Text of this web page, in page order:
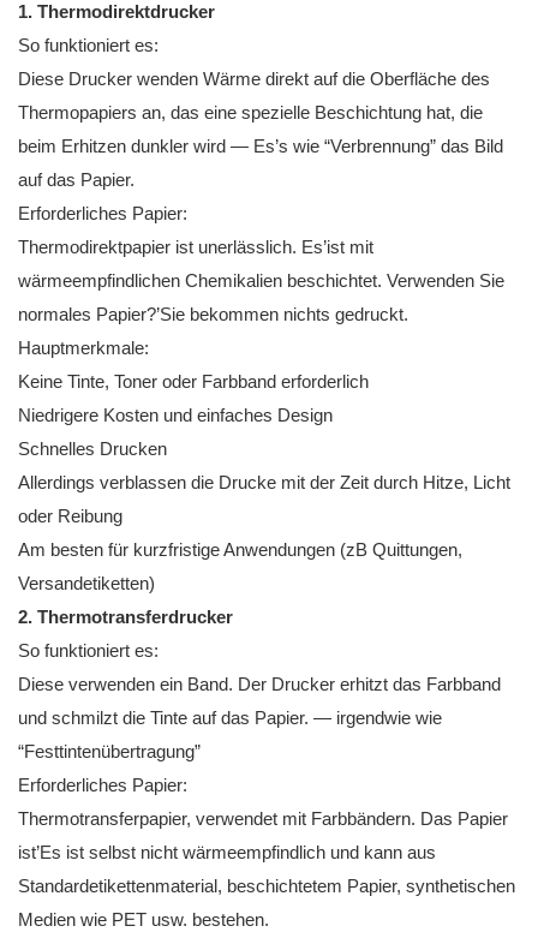
1. Thermodirektdrucker
So funktioniert es:
Diese Drucker wenden Wärme direkt auf die Oberfläche des
Thermopapiers an, das eine spezielle Beschichtung hat, die
beim Erhitzen dunkler wird — Es’s wie “Verbrennung” das Bild
auf das Papier.
Erforderliches Papier:
Thermodirektpapier ist unerlässlich. Es’ist mit
wärmeempfindlichen Chemikalien beschichtet. Verwenden Sie
normales Papier?’Sie bekommen nichts gedruckt.
Hauptmerkmale:
Keine Tinte, Toner oder Farbband erforderlich
Niedrigere Kosten und einfaches Design
Schnelles Drucken
Allerdings verblassen die Drucke mit der Zeit durch Hitze, Licht
oder Reibung
Am besten für kurzfristige Anwendungen (zB Quittungen,
Versandetiketten)
2. Thermotransferdrucker
So funktioniert es:
Diese verwenden ein Band. Der Drucker erhitzt das Farbband
und schmilzt die Tinte auf das Papier. — irgendwie wie
“Festtintenübertragung”
Erforderliches Papier:
Thermotransferpapier, verwendet mit Farbbändern. Das Papier
ist’Es ist selbst nicht wärmeempfindlich und kann aus
Standardetikettenmaterial, beschichtetem Papier, synthetischen
Medien wie PET usw. bestehen.